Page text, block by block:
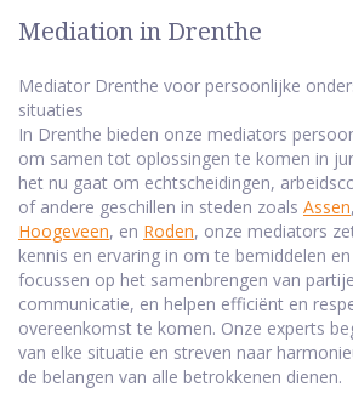
Mediation in Drenthe
Mediator Drenthe voor persoonlijke
situaties
In Drenthe bieden onze mediators
om samen tot oplossingen te komen in
het nu gaat om echtscheidingen,
of andere geschillen in steden zoals Assen,
Hoogeveen, en Roden, onze mediators
kennis en ervaring in om te bemiddelen
focussen op het samenbrengen van
communicatie, en helpen efficiënt en
overeenkomst te komen. Onze experts
van elke situatie en streven naar
de belangen van alle betrokkenen dienen.